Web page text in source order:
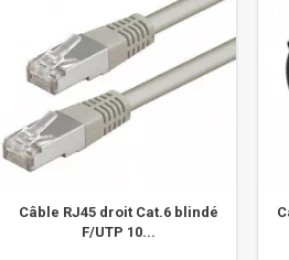
Câble RJ45 droit Cat.6 blindé
F/UTP 10...